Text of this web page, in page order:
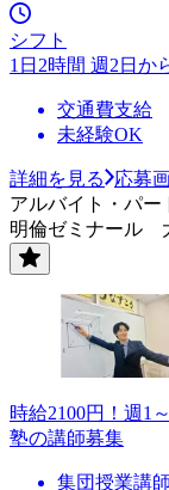
シフト
1日2時間 週2日か
交通費支給
未経験OK
詳細を見る
応募
アルバイト・パー
明倫ゼミナール
時給2100円！週1
塾の講師募集
集団授業講師